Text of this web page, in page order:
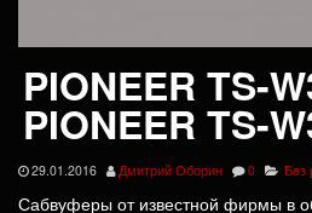
PIONEER TS-
PIONEER TS-
29.01.2016 Дмитрий Оборин 0 Без
Сабвуферы от известной фирмы в